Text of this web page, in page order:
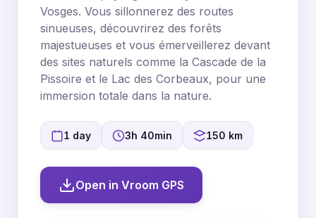
Vosges. Vous sillonnerez des routes
sinueuses, découvrirez des forêts
majestueuses et vous émerveillerez devant
des sites naturels comme la Cascade de la
Pissoire et le Lac des Corbeaux, pour une
immersion totale dans la nature.
1 day 3h 40min 150 km
Open in Vroom GPS